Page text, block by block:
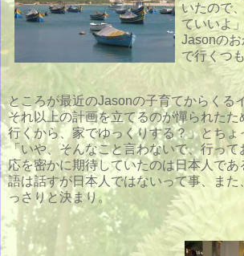
いたので
ていいよ
Jasonの
で行くつ
ところが最近のJasonの子育てからくる
それ以上の計画を立てるのが憚られたた
行くから、家でゆっくりする？」とちょ
「いや、そんなこと言わないで、行って
応を密かに期待していたのは日本人で
語は話すが日本人ではないって事、また
っさりと決まり。